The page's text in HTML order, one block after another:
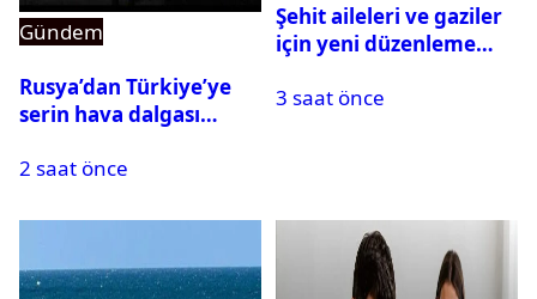
Gündem
Rusya’dan Türkiye’ye
serin hava dalgası
düşecek
2 saat önce
Şehit aileleri ve gaziler
için yeni düzenleme
3 saat önce